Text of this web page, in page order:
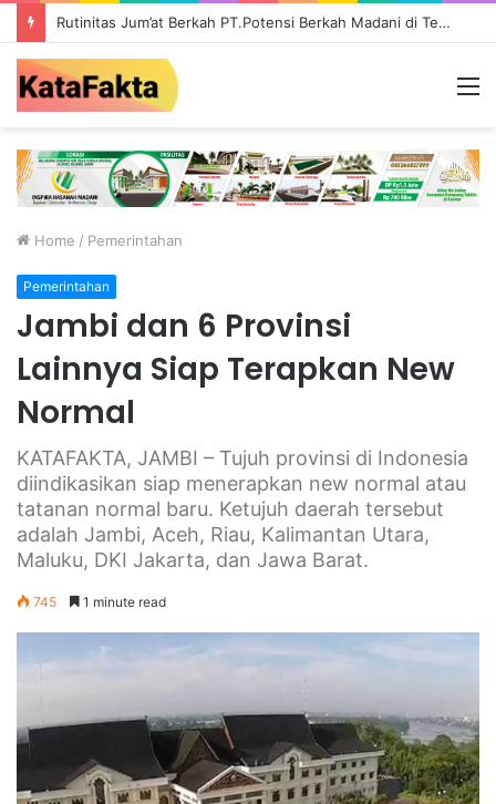
Rutinitas Jum’at Berkah PT.Potensi Berkah Madani di Tebo, Salurkan Bantuan ke Masyarakat
Home / Pemerintahan
Pemerintahan
Jambi dan 6 Provinsi
Lainnya Siap Terapkan New
Normal
KATAFAKTA, JAMBI – Tujuh provinsi di Indonesia
diindikasikan siap menerapkan new normal atau
tatanan normal baru. Ketujuh daerah tersebut
adalah Jambi, Aceh, Riau, Kalimantan Utara,
Maluku, DKI Jakarta, dan Jawa Barat.
745 1 minute read